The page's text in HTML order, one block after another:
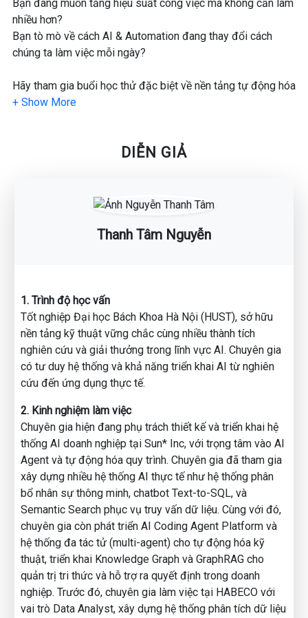
Bạn đang muốn tăng hiệu suất công việc mà không cần làm
nhiều hơn?
Bạn tò mò về cách AI & Automation đang thay đổi cách
chúng ta làm việc mỗi ngày?
Hãy tham gia buổi học thử đặc biệt về nền tảng tự động hóa
n8n – dành cho người mới bắt đầu, không cần nền tảng IT!
▪ Chủ đề: AI x N8N: Tạo workflow trong 90 phút
✅ Hiểu rõ nguyên lý hoạt động của tự động hóa trong công
✅ Khám phá cách ứng dụng n8n vào công việc hiện tại để
tiết kiệm thời gian & công sức
🎁 Tham gia nhận ngay:
• Bộ tài liệu tự học chi tiết
• File mẫu quy trình automation
👉 Link Tham gia: https://zalo.me/g/qktjso163
🔒 Số lượng giới hạn: 150 suất – Ưu tiên người đăng ký
sớm!
DIỄN GIẢ
Thanh Tâm Nguyễn
1. Trình độ học vấn
Tốt nghiệp Đại học Bách Khoa Hà Nội (HUST), sở hữu
nền tảng kỹ thuật vững chắc cùng nhiều thành tích
nghiên cứu và giải thưởng trong lĩnh vực AI. Chuyên gia
có tư duy hệ thống và khả năng triển khai AI từ nghiên
cứu đến ứng dụng thực tế.
2. Kinh nghiệm làm việc
Chuyên gia hiện đang phụ trách thiết kế và triển khai hệ
thống AI doanh nghiệp tại Sun* Inc, với trọng tâm vào AI
Agent và tự động hóa quy trình. Chuyên gia đã tham gia
xây dựng nhiều hệ thống AI thực tế như hệ thống phân
bổ nhân sự thông minh, chatbot Text-to-SQL, và
Semantic Search phục vụ truy vấn dữ liệu. Cùng với đó,
chuyên gia còn phát triển AI Coding Agent Platform và
hệ thống đa tác tử (multi-agent) cho tự động hóa kỹ
thuật, triển khai Knowledge Graph và GraphRAG cho
quản trị tri thức và hỗ trợ ra quyết định trong doanh
nghiệp. Trước đó, chuyên gia làm việc tại HABECO với
vai trò Data Analyst, xây dựng hệ thống phân tích dữ liệu